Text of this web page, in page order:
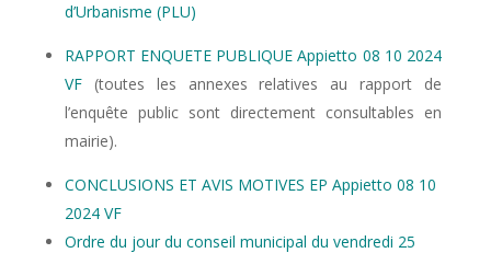
d’Urbanisme (PLU)
RAPPORT ENQUETE PUBLIQUE Appietto 08 10 2024
VF (toutes les annexes relatives au rapport de
l’enquête public sont directement consultables en
mairie).
CONCLUSIONS ET AVIS MOTIVES EP Appietto 08 10
2024 VF
Ordre du jour du conseil municipal du vendredi 25